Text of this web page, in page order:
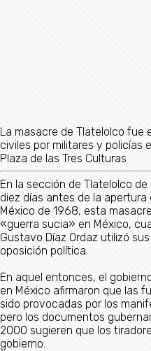
La masacre de Tlatelolco fue
civiles por militares y policías
Plaza de las Tres Culturas
En la sección de Tlatelolco de
diez días antes de la apertura
México de 1968, esta
«guerra sucia» en México,
Gustavo Díaz Ordaz utilizó
oposición política.
En aquel entonces, el
en México afirmaron que las
sido provocadas por los
pero los documentos
2000 sugieren que los
gobierno.